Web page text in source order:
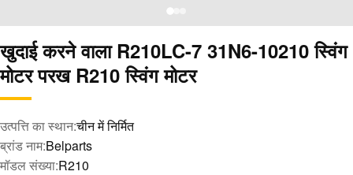
खुदाई करने वाला R210LC-7 31N6-10210 स्विंग
मोटर परख R210 स्विंग मोटर
उत्पत्ति का स्थान:चीन में निर्मित
ब्रांड नाम:Belparts
मॉडल संख्या:R210